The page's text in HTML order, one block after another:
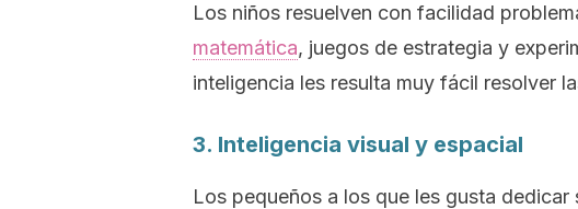
Los niños resuelven con facilidad
matemática, juegos de estrategia y
inteligencia les resulta muy fácil resolver
3. Inteligencia visual y espacial
Los pequeños a los que les gusta